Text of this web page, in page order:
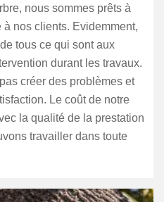
nous sommes prêts à
nos clients. Evidemment,
tous ce qui sont aux
durant les travaux.
créer des problèmes et
Le coût de notre
la qualité de la prestation
travailler dans toute